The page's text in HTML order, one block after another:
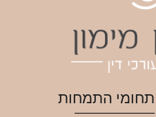
תחומי התמחות